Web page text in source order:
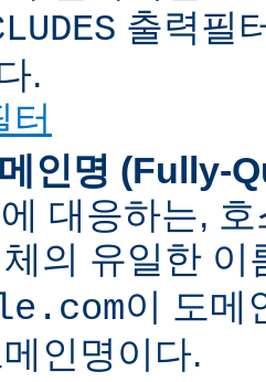
출력필
.
터
인명 (Fully-
대응하는,
의 유일한
이 도메
인명이다.